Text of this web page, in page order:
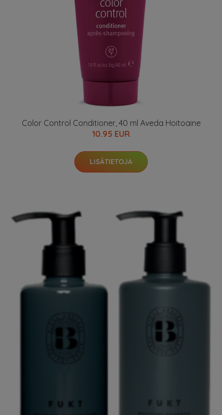
Color Control Conditioner, 40 ml Aveda Hoitoaine
10.95 EUR
LISÄTIETOJA